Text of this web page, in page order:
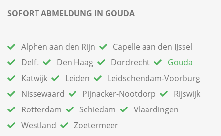
SOFORT ABMELDUNG IN GOUDA
Alphen aan den Rijn
Capelle aan den IJssel
Delft
Den Haag Dordrecht
Gouda
Katwijk
Leiden
Leidschendam-Voorburg
Nissewaard
Pijnacker-Nootdorp
Rijswijk
Rotterdam
Schiedam
Vlaardingen
Westland
Zoetermeer